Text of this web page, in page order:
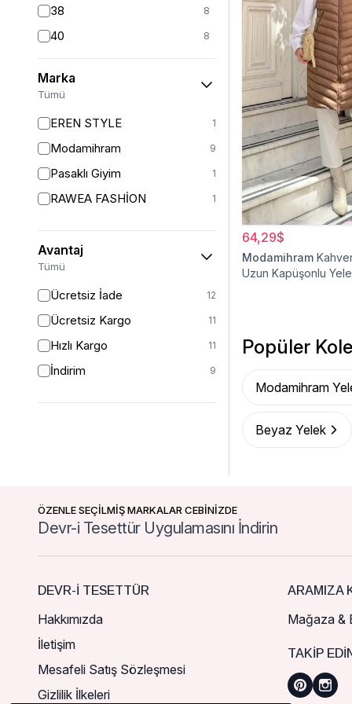
38 8
40 8
42 7
44 6
Marka
Tümü
EREN STYLE 1
Modamihram 9
Pasaklı Giyim 1
RAWEA FASHİON 1
Avantaj
Tümü
Ücretsiz İade 12
Ücretsiz Kargo 11
Hızlı Kargo 11
İndirim 9
64,29$
Modamihram
Uzun Kapüşonlu
Popüler
Modamihram
Beyaz Yelek
ÖZENLE SEÇİLMİŞ MARKALAR CEBİNİZDE
Devr-i Tesettür Uygulamasını İndirin
DEVR-I TESETTÜR
Hakkımızda
İletişim
Mesafeli Satış Sözleşmesi
Gizlilik İlkeleri
ARAMIZA
Mağaza &
TAKIP